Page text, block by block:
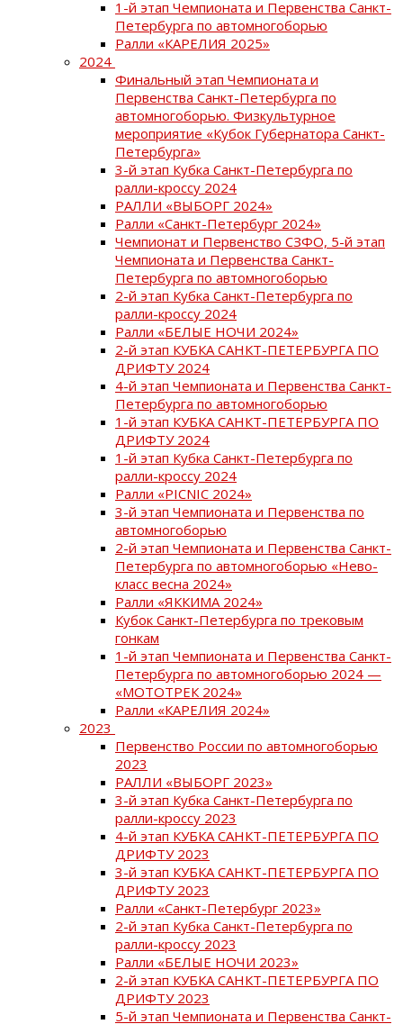
1-й этап Чемпионата и Первенства Санкт-
Петербурга по автомногоборью
Ралли «КАРЕЛИЯ 2025»
2024
Финальный этап Чемпионата и
Первенства Санкт-Петербурга по
автомногоборью. Физкультурное
мероприятие «Кубок Губернатора Санкт-
Петербурга»
3-й этап Кубка Санкт-Петербурга по
ралли-кроссу 2024
РАЛЛИ «ВЫБОРГ 2024»
Ралли «Санкт-Петербург 2024»
Чемпионат и Первенство СЗФО, 5-й этап
Чемпионата и Первенства Санкт-
Петербурга по автомногоборью
2-й этап Кубка Санкт-Петербурга по
ралли-кроссу 2024
Ралли «БЕЛЫЕ НОЧИ 2024»
2-й этап КУБКА САНКТ-ПЕТЕРБУРГА ПО
ДРИФТУ 2024
4-й этап Чемпионата и Первенства Санкт-
Петербурга по автомногоборью
1-й этап КУБКА САНКТ-ПЕТЕРБУРГА ПО
ДРИФТУ 2024
1-й этап Кубка Санкт-Петербурга по
ралли-кроссу 2024
Ралли «PICNIC 2024»
3-й этап Чемпионата и Первенства по
автомногоборью
2-й этап Чемпионата и Первенства Санкт-
Петербурга по автомногоборью «Нево-
класс весна 2024»
Ралли «ЯККИМА 2024»
Кубок Санкт-Петербурга по трековым
гонкам
1-й этап Чемпионата и Первенства Санкт-
Петербурга по автомногоборью 2024 —
«МОТОТРЕК 2024»
Ралли «КАРЕЛИЯ 2024»
2023
Первенство России по автомногоборью
2023
РАЛЛИ «ВЫБОРГ 2023»
3-й этап Кубка Санкт-Петербурга по
ралли-кроссу 2023
4-й этап КУБКА САНКТ-ПЕТЕРБУРГА ПО
ДРИФТУ 2023
3-й этап КУБКА САНКТ-ПЕТЕРБУРГА ПО
ДРИФТУ 2023
Ралли «Санкт-Петербург 2023»
2-й этап Кубка Санкт-Петербурга по
ралли-кроссу 2023
Ралли «БЕЛЫЕ НОЧИ 2023»
2-й этап КУБКА САНКТ-ПЕТЕРБУРГА ПО
ДРИФТУ 2023
5-й этап Чемпионата и Первенства Санкт-